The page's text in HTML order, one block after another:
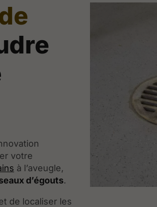
votre
à l’aveugle,
d’égouts.
de localiser les